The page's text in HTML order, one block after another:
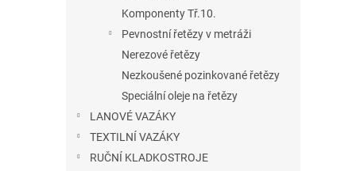
Komponenty Tř.10.
Pevnostní řetězy v metráži
Nerezové řetězy
Nezkoušené pozinkované řetězy
Speciální oleje na řetězy
LANOVÉ VAZÁKY
TEXTILNÍ VAZÁKY
RUČNÍ KLADKOSTROJE